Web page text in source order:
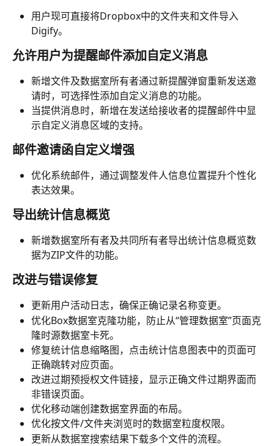
用户现可直接将Dropbox中的文件夹和文件导入
Digify。
允许用户为提醒邮件添加自定义消息
新增文件及数据室所有者通过新提醒弹窗重新发送邀
请时，可选择性添加自定义消息的功能。
当提供消息时，新增在发送给接收者的提醒邮件中显
示自定义消息区域的支持。
邮件邀请函自定义增强
优化系统邮件，通过调整发件人信息位置提升个性化
表达效果。
导出统计信息概览
新增数据室所有者及共同所有者导出统计信息概览数
据为ZIP文件的功能。
改进与错误修复
更新用户活动日志，确保正确记录名称变更。
优化Box数据室克隆功能，防止从“管理数据室”页面克
隆时源数据室卡死。
修复统计信息缩略图，点击统计信息图表中的页面可
正确跳转对应页面。
改进过期预授权文件链接，显示正确文件过期界面而
非错误页面。
优化移动端创建数据室界面的布局。
优化按文件/文件夹浏览时的数据室粒度权限。
更新从数据室搜索结果下载多个文件的流程。